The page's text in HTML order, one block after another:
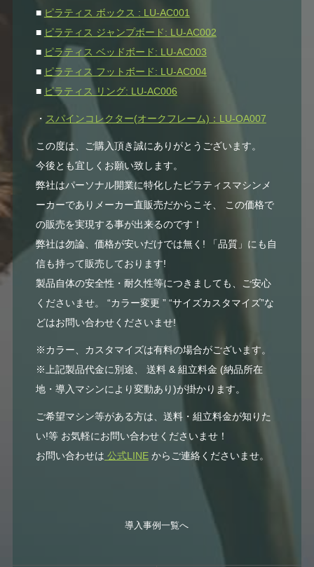
■ ピラティス ボックス : LU-AC001
■ ピラティス ジャンプボード: LU-AC002
■ ピラティス ベッドボード: LU-AC003
■ ピラティス フットボード: LU-AC004
■ ピラティス リング: LU-AC006
・ スパインコレクター(オークフレーム)：LU-OA007
この度は、ご購入頂き誠にありがとうございます。
今後とも宜しくお願い致します。
弊社はパーソナル開業に特化したピラティスマシンメ
ーカーでありメーカー直販売だからこそ、 この価格で
の販売を実現する事が出来るのです！
弊社は勿論、価格が安いだけでは無く! 「品質」にも自
信も持って販売しております!
製品自体の安全性・耐久性等につきましても、ご安心
くださいませ。 “カラー変更 ” “サイズカスタマイズ”な
どはお問い合わせくださいませ!
※カラー、カスタマイズは有料の場合がございます。
※上記製品代金に別途、 送料 & 組立料金 (納品所在
地・導入マシンにより変動あり)が掛かります。
ご希望マシン等がある方は、送料・組立料金が知りた
い!等 お気軽にお問い合わせくださいませ！
お問い合わせは 公式LINEからご連絡くださいませ。
導入事例一覧へ